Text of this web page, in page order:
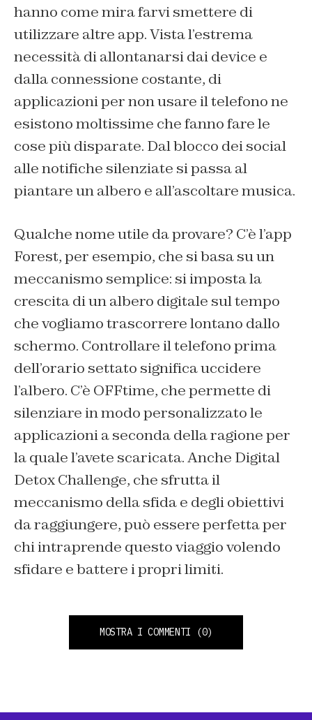
hanno come mira farvi smettere di
utilizzare altre app. Vista l’estrema
necessità di allontanarsi dai device e
dalla connessione costante, di
applicazioni per non usare il telefono ne
esistono moltissime che fanno fare le
cose più disparate. Dal blocco dei social
alle notifiche silenziate si passa al
piantare un albero e all’ascoltare musica.
Qualche nome utile da provare? C’è l’app
Forest, per esempio, che si basa su un
meccanismo semplice: si imposta la
crescita di un albero digitale sul tempo
che vogliamo trascorrere lontano dallo
schermo. Controllare il telefono prima
dell’orario settato significa uccidere
l’albero. C’è OFFtime, che permette di
silenziare in modo personalizzato le
applicazioni a seconda della ragione per
la quale l’avete scaricata. Anche Digital
Detox Challenge, che sfrutta il
meccanismo della sfida e degli obiettivi
da raggiungere, può essere perfetta per
chi intraprende questo viaggio volendo
sfidare e battere i propri limiti.
MOSTRA I COMMENTI (0)